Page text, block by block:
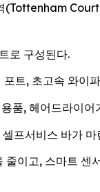
로 구성된다.
트, 초고속 와이
품, 헤어드라이
프서비스 바가 마
이고, 스마트